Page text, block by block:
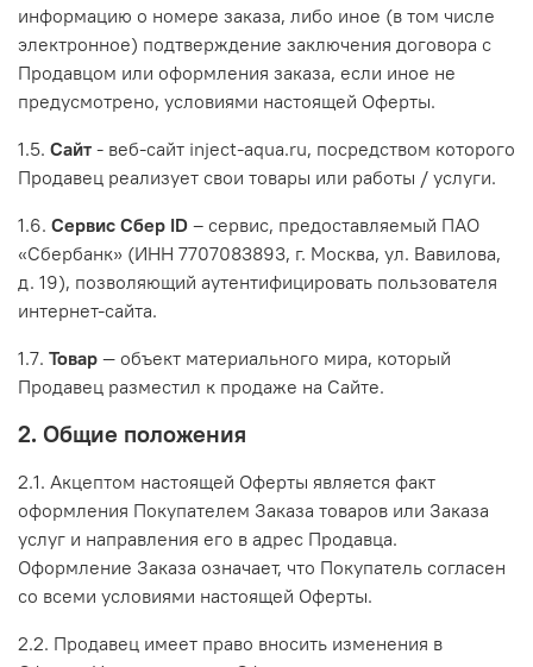
информацию о номере заказа, либо иное (в том числе
электронное) подтверждение заключения договора с
Продавцом или оформления заказа, если иное не
предусмотрено, условиями настоящей Оферты.
1.5. Сайт - веб-сайт inject-aqua.ru, посредством которого
Продавец реализует свои товары или работы / услуги.
1.6. Сервис Сбер ID – сервис, предоставляемый ПАО
«Сбербанк» (ИНН 7707083893, г. Москва, ул. Вавилова,
д. 19), позволяющий аутентифицировать пользователя
интернет-сайта.
1.7. Товар — объект материального мира, который
Продавец разместил к продаже на Сайте.
2. Общие положения
2.1. Акцептом настоящей Оферты является факт
оформления Покупателем Заказа товаров или Заказа
услуг и направления его в адрес Продавца.
Оформление Заказа означает, что Покупатель согласен
со всеми условиями настоящей Оферты.
2.2. Продавец имеет право вносить изменения в